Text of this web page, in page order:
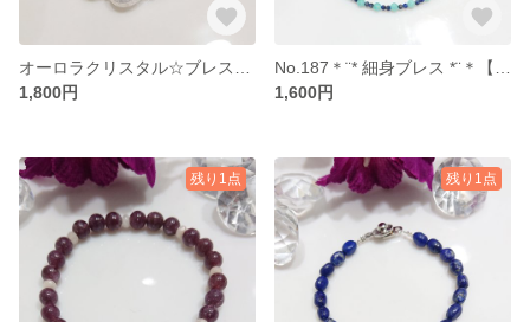
1,800円
1,600円
残り1点 残り1点